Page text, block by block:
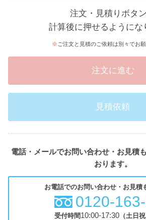
注文・見積りボタ
計算後に押せるようにな
ご注文と見積のご依頼は別々でお願
注文に進む
見積依頼
電話・メールでお問い合わせ・お見積
おります。
お電話でのお問い合わせ・お見積
0120-
受付時間10:00-17:30（土日祝